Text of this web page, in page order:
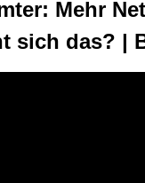
Mehr
sich das? |